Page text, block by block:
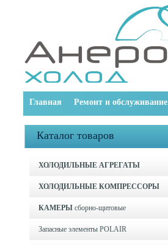
Главная Ремонт и обслуживание
Каталог товаров
ХОЛОДИЛЬНЫЕ АГРЕГАТЫ
ХОЛОДИЛЬНЫЕ КОМПРЕССОРЫ
КАМЕРЫ сборно-щитовые
Запасные элементы POLAIR